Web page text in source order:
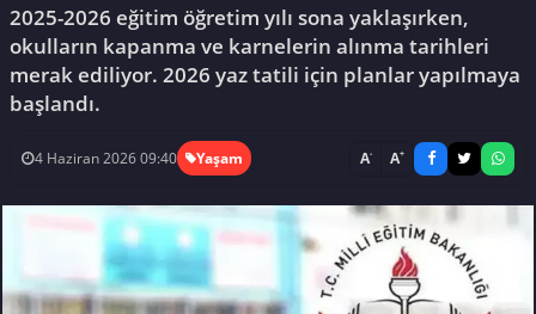
2025-2026 eğitim öğretim yılı sona yaklaşırken,
okulların kapanma ve karnelerin alınma tarihleri
merak ediliyor. 2026 yaz tatili için planlar yapılmaya
başlandı.
4 Haziran 2026 09:40 Yaşam A- A+